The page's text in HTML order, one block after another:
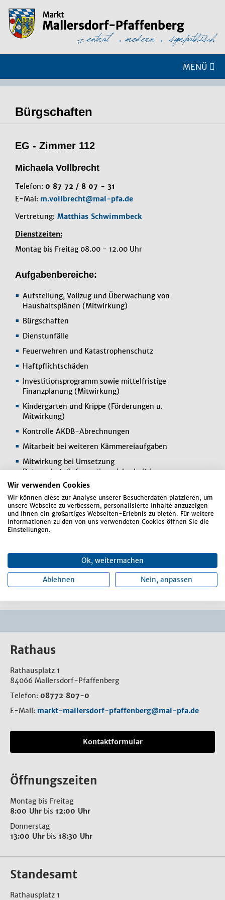
Wir verwenden Cookies
Wir können diese zur Analyse unserer Besucherdaten platzieren, um
unsere Webseite zu verbessern, personalisierte Inhalte anzuzeigen
und Ihnen ein großartiges Webseiten-Erlebnis zu bieten. Für weitere
Informationen zu den von uns verwendeten Cookies öffnen Sie die
Einstellungen.
Ok, weitermachen
Ablehnen Nein, anpassen
MENÜ
Bürgschaften
EG - Zimmer 112
Michaela Vollbrecht
Telefon: 0 87 72 / 8 07 - 31
E-Mai: m.vollbrecht@mal-pfa.de
Vertretung: Matthias Schwimmbeck
Dienstzeiten:
Montag bis Freitag 08.00 - 12.00 Uhr
Aufgabenbereiche:
Aufstellung, Vollzug und Überwachung von
Haushaltsplänen (Mitwirkung)
Bürgschaften
Dienstunfälle
Feuerwehren und Katastrophenschutz
Haftpflichtschäden
Investitionsprogramm sowie mittelfristige
Finanzplanung (Mitwirkung)
Kindergarten und Krippe (Förderungen u.
Mitwirkung)
Kontrolle AKDB-Abrechnungen
Mitarbeit bei weiteren Kämmereiaufgaben
Mitwirkung bei Umsetzung
Datenschutz/Informationssicherheit in
Zusammenarbeit mit dem externen DSB/ISB
Photovoltaikanlagenbetrieb
Schülerbeförderung
Schulwesen (Abrechnungen, Zuschüsse und
Spendenbescheinigungen
Umsetzung des neuen § 2 b UStG
Versicherungen
Rathaus
Rathausplatz 1
84066 Mallersdorf-Pfaffenberg
Telefon: 08772 807-0
E-Mail: markt-mallersdorf-pfaffenberg@mal-pfa.de
Kontaktformular
Öffnungszeiten
Montag bis Freitag
8:00 Uhr bis 12:00 Uhr
Donnerstag
13:00 Uhr bis 18:30 Uhr
Standesamt
Rathausplatz 1